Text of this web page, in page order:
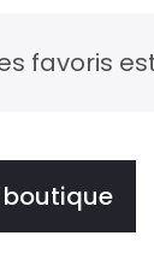
favoris
boutique